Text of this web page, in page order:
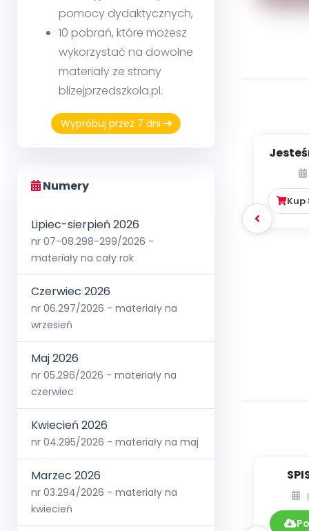
pomocy dydaktycznych,
10 pobrań, które możesz
wykorzystać na dowolne
materiały ze strony
blizejprzedszkola.pl.
Wypróbuj przez 7 dni
Numery
Lipiec-sierpień 2026
nr 07-08.298-299/2026 -
materiały na cały rok
Czerwiec 2026
nr 06.297/2026 - materiały na
wrzesień
Maj 2026
nr 05.296/2026 - materiały na
czerwiec
Kwiecień 2026
nr 04.295/2026 - materiały na maj
Marzec 2026
nr 03.294/2026 - materiały na
kwiecień
Kup